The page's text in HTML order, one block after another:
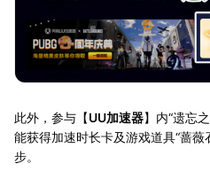
此外，参与【UU加速器】内“遗忘
能获得加速时长卡及游戏道具“蔷
步。